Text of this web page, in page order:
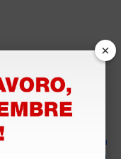
e sono rimasto molto
di qualità, consegna
che ha risposto a
×